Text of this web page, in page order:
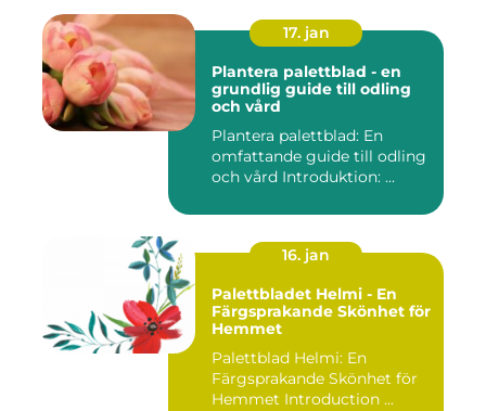
17. jan
Plantera palettblad - en
grundlig guide till odling
och vård
Plantera palettblad: En
omfattande guide till odling
och vård Introduktion: ...
16. jan
Palettbladet Helmi - En
Färgsprakande Skönhet för
Hemmet
Palettblad Helmi: En
Färgsprakande Skönhet för
Hemmet Introduction ...